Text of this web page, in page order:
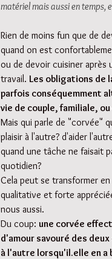
matériel mais aussi en temps,
Rien de moins fun que de
quand on est
ou de devoir cuisiner après
travail. Les obligations de
parfois conséquemment
vie de couple, familiale,
Mais qui parle de "corvée"
plaisir à l'autre? d'aider
quand une tâche ne faisait
quotidien?
Cela peut se transformer
qualitative et forte
nous aussi.
Du coup: une corvée
d'amour savouré des
à l'autre lorsqu'il.elle en a